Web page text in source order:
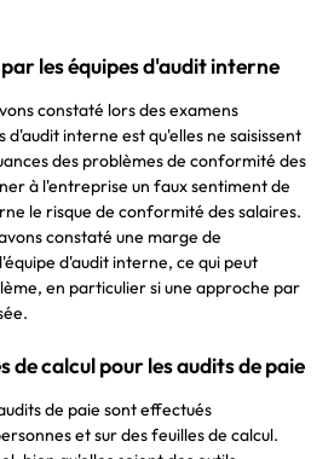
les équipes d'audit interne
constaté lors des examens
d'audit interne est qu'elles ne saisissent
des problèmes de conformité des
à l'entreprise un faux sentiment de
le risque de conformité des salaires.
constaté une marge de
d'audit interne, ce qui peut
en particulier si une approche par
de calcul pour les audits de paie
de paie sont effectués
et sur des feuilles de calcul.